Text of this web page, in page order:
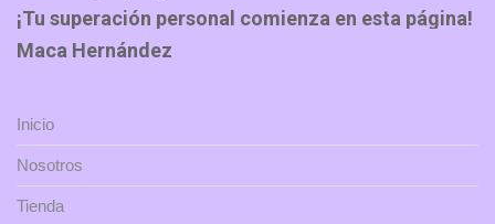
¡Tu superación personal comienza en esta página!
Maca Hernández
Inicio
Nosotros
Tienda